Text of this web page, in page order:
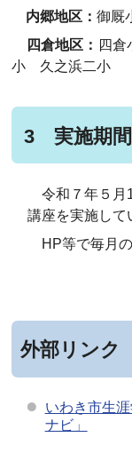
内郷地区：御
四倉地区： 四
小 久之浜二小
3 実施期間
令和７年５月
講座を実施して
HP等で毎月の
外部リンク
いわき市生
ナビ」